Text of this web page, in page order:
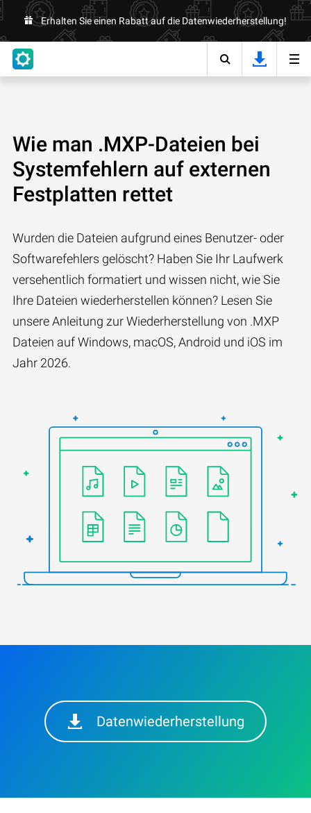
Erhalten Sie einen Rabatt auf die Datenwiederherstellung!
Wie man .MXP-Dateien bei
Systemfehlern auf externen
Festplatten rettet
Wurden die Dateien aufgrund eines Benutzer- oder
Softwarefehlers gelöscht? Haben Sie Ihr Laufwerk
versehentlich formatiert und wissen nicht, wie Sie
Ihre Dateien wiederherstellen können? Lesen Sie
unsere Anleitung zur Wiederherstellung von .MXP
Dateien auf Windows, macOS, Android und iOS im
Jahr 2026.
Datenwiederherstellung